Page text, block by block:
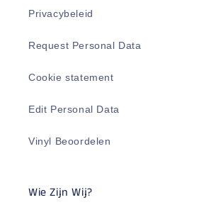
Privacybeleid
Request Personal Data
Cookie statement
Edit Personal Data
Vinyl Beoordelen
Wie Zijn Wij?